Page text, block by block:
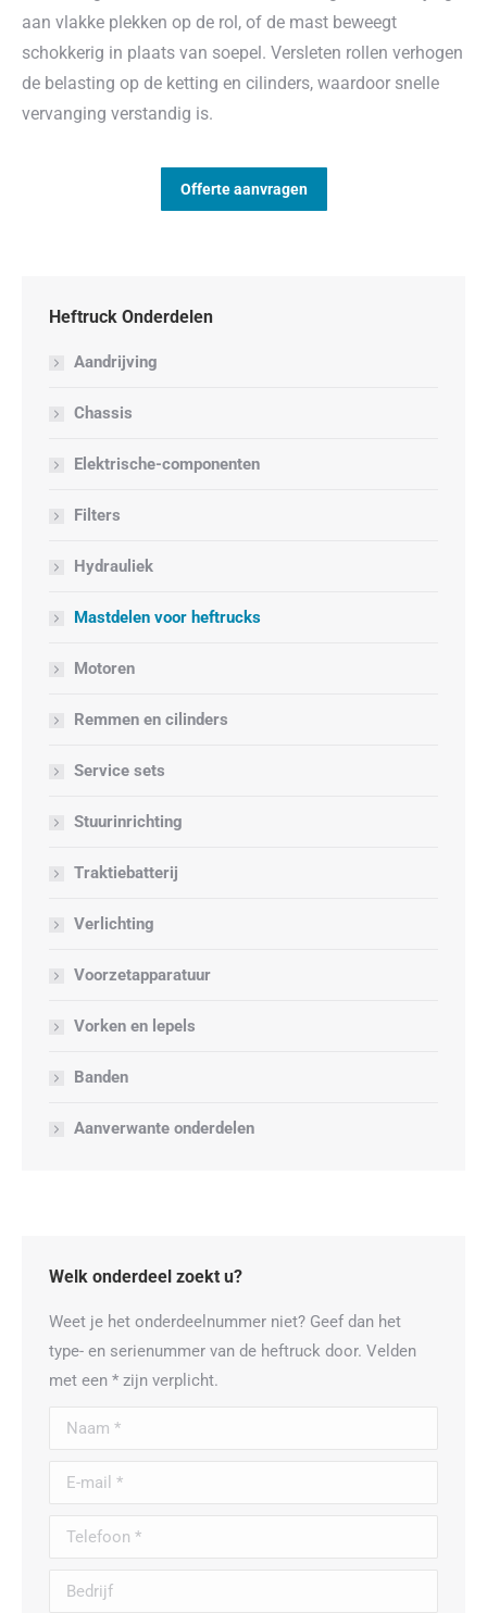
aan vlakke plekken op de rol, of de mast beweegt
schokkerig in plaats van soepel. Versleten rollen verhogen
de belasting op de ketting en cilinders, waardoor snelle
vervanging verstandig is.
Offerte aanvragen
Heftruck Onderdelen
Aandrijving
Chassis
Elektrische-componenten
Filters
Hydrauliek
Mastdelen voor heftrucks
Motoren
Remmen en cilinders
Service sets
Stuurinrichting
Traktiebatterij
Verlichting
Voorzetapparatuur
Vorken en lepels
Banden
Aanverwante onderdelen
Welk onderdeel zoekt u?
Weet je het onderdeelnummer niet? Geef dan het
type- en serienummer van de heftruck door. Velden
met een * zijn verplicht.
Naam *
E-mail *
Telefoon *
Bedrijf